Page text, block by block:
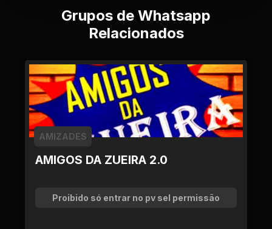
Grupos de Whatsapp
Relacionados
AMIGOS DA ZUEIRA 2.0
AMIZADES
Proibido só entrar no pv sel permissão